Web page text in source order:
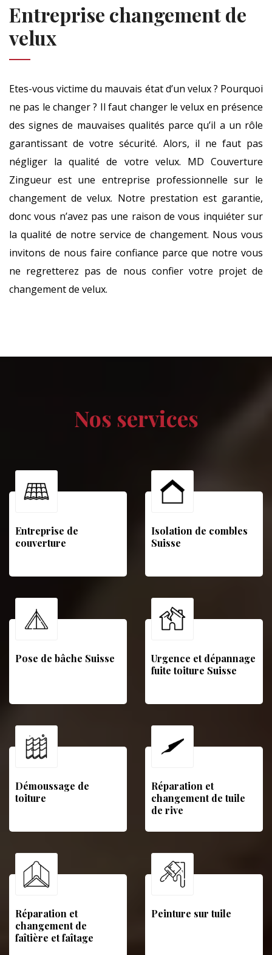
Entreprise changement de
velux
Etes-vous victime du mauvais état d’un velux ? Pourquoi
ne pas le changer ? Il faut changer le velux en présence
des signes de mauvaises qualités parce qu’il a un rôle
garantissant de votre sécurité. Alors, il ne faut pas
négliger la qualité de votre velux. MD Couverture
Zingueur est une entreprise professionnelle sur le
changement de velux. Notre prestation est garantie,
donc vous n’avez pas une raison de vous inquiéter sur
la qualité de notre service de changement. Nous vous
invitons de nous faire confiance parce que notre vous
ne regretterez pas de nous confier votre projet de
changement de velux.
Nos services
Entreprise de
couverture
Isolation de combles
Suisse
Pose de bâche Suisse
Urgence et dépannage
fuite toiture Suisse
Démoussage de
toiture
Réparation et
changement de tuile
de rive
Réparation et
changement de
faîtière et faîtage
Peinture sur tuile